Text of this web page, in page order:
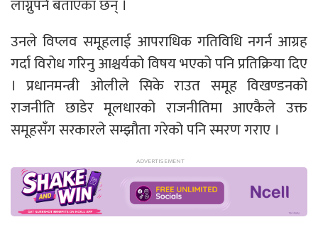
लाग्नुपर्ने बताएका छन् ।
उनले विप्लव समूहलाई आपराधिक गतिविधि नगर्न आग्रह
गर्दा विरोध गरिनु आश्चर्यको विषय भएको पनि प्रतिक्रिया दिए
। प्रधानमन्त्री ओलीले सिके राउत समूह विखण्डनको
राजनीति छाडेर मूलधारको राजनीतिमा आएकैले उक्त
समूहसँग सरकारले सम्झौता गरेको पनि स्मरण गराए ।